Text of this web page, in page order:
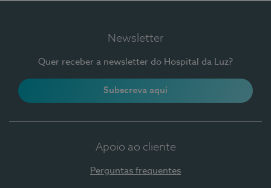
Newsletter
Quer receber a newsletter do Hospital da Luz?
Subscreva aqui
Apoio ao cliente
Perguntas frequentes